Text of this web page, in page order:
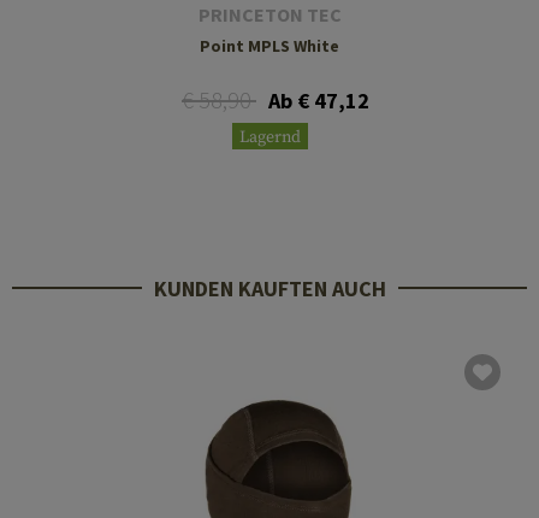
PRINCETON TEC
Point MPLS White
€ 58,90 Ab € 47,12
Lagernd
KUNDEN KAUFTEN AUCH